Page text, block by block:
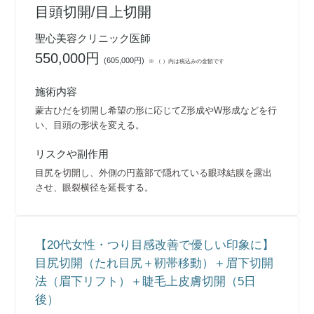
目頭切開/目上切開
聖心美容クリニック医師
550,000円(605,000円) ※ （ ）内は税込みの金額です
施術内容
蒙古ひだを切開し希望の形に応じてZ形成やW形成などを行
い、目頭の形状を変える。
リスクや副作用
目尻を切開し、外側の円蓋部で隠れている眼球結膜を露出
させ、眼裂横径を延長する。
【20代女性・つり目感改善で優しい印象に】
目尻切開（たれ目尻＋靭帯移動）＋眉下切開
法（眉下リフト）＋睫毛上皮膚切開（5日
後）